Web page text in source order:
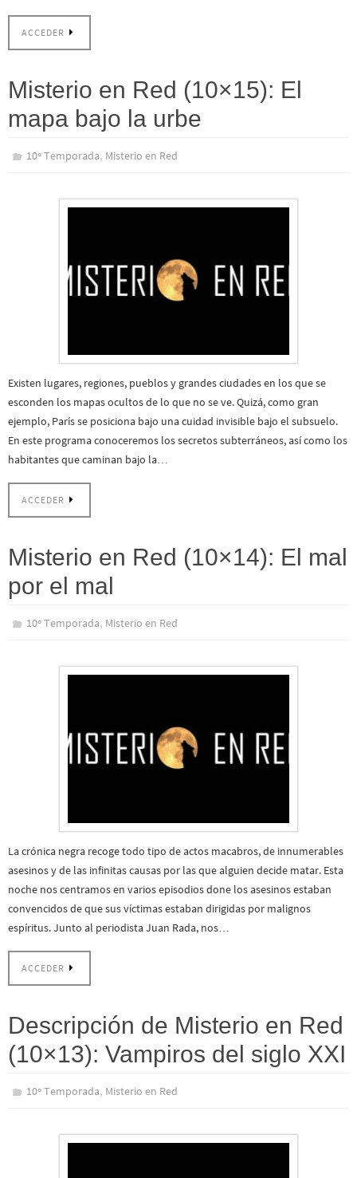
ACCEDER
Misterio en Red (10×15): El
mapa bajo la urbe
10º Temporada, Misterio en Red
Existen lugares, regiones, pueblos y grandes ciudades en los que se
esconden los mapas ocultos de lo que no se ve. Quizá, como gran
ejemplo, París se posiciona bajo una cuidad invisible bajo el subsuelo.
En este programa conoceremos los secretos subterráneos, así como los
habitantes que caminan bajo la…
ACCEDER
Misterio en Red (10×14): El mal
por el mal
10º Temporada, Misterio en Red
La crónica negra recoge todo tipo de actos macabros, de innumerables
asesinos y de las infinitas causas por las que alguien decide matar. Esta
noche nos centramos en varios episodios done los asesinos estaban
convencidos de que sus víctimas estaban dirigidas por malignos
espíritus. Junto al periodista Juan Rada, nos…
ACCEDER
Descripción de Misterio en Red
(10×13): Vampiros del siglo XXI
10º Temporada, Misterio en Red